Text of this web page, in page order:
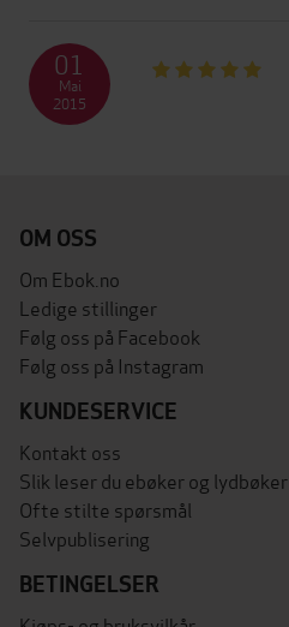
01
Mai
2015
OM OSS
Om Ebok.no
Ledige stillinger
Følg oss på Facebook
Følg oss på Instagram
KUNDESERVICE
Kontakt oss
Slik leser du ebøker og lydbøker
Ofte stilte spørsmål
Selvpublisering
BETINGELSER